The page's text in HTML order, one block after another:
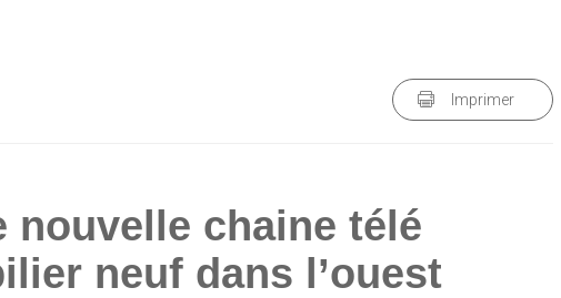
Imprimer
nouvelle chaine télé
neuf dans l’ouest